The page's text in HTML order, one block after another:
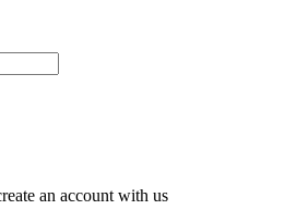
an account with us